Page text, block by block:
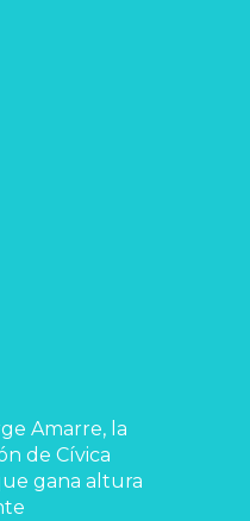
Amarre, la
de Cívica
gana altura